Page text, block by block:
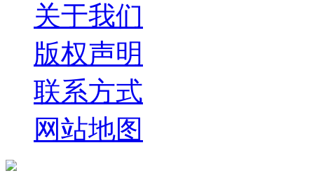
关于我们
版权声明
联系方式
网站地图